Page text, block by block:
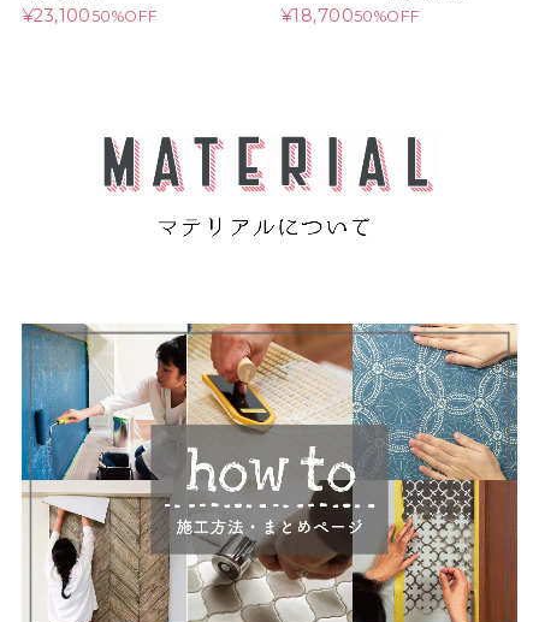
¥23,10050%OFF ¥18,70050%OFF